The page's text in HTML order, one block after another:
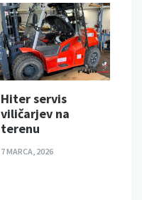
Hiter servis
viličarjev na
terenu
7 MARCA, 2026